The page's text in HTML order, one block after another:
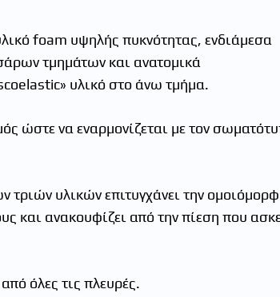
foam υψηλής πυκνότητας, ενδιάµεσα
τµηµάτων και ανατοµικά
υλικό στο άνω τµήµα.
ώστε να εναρµονίζεται µε τον
τριών υλικών επιτυγχάνει την
και ανακουφίζει από την πίεση που
όλες τις πλευρές.